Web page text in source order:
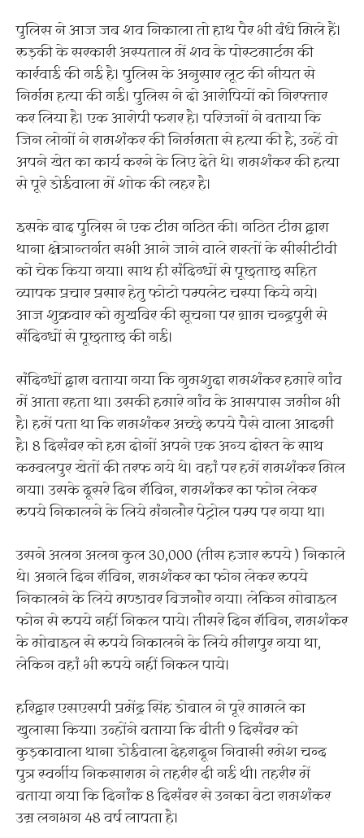
पुलिस ने आज जब शव निकाला तो हाथ पैर भी बंधे मिले हैं।
रुड़की के सरकारी अस्पताल में शव के पोस्टमार्टम की
कार्रवाई की गई है। पुलिस के अनुसार लूट की नीयत से
निर्मम हत्या की गई। पुलिस ने दो आरोपियों को गिरफ्तार
कर लिया है। एक आरोपी फरार है। परिजनों ने बताया कि
जिन लोगों ने रामशंकर की निर्ममता से हत्या की है, उन्हें वो
अपने खेत का कार्य करने के लिए देते थे। रामशंकर की हत्या
से पूरे डोईवाला में शोक की लहर है।
इसके बाद पुलिस ने एक टीम गठित की। गठित टीम द्वारा
थाना क्षेत्रान्तर्गत सभी आने जाने वाले रास्तों के सीसीटीवी
को चेक किया गया। साथ ही संदिग्धों से पूछताछ सहित
व्यापक प्रचार प्रसार हेतु फोटो पम्पलेट चस्पा किये गये।
आज शुक्रवार को मुखबिर की सूचना पर ग्राम चन्द्रपुरी से
संदिग्धों से पूछताछ की गई।
संदिग्धों द्वारा बताया गया कि गुमशुदा रामशंकर हमारे गांव
में आता रहता था। उसकी हमारे गांव के आसपास जमीन भी
है। हमें पता था कि रामशंकर अच्छे रुपये पैसे वाला आदमी
है। 8 दिसंबर को हम दोनों अपने एक अन्य दोस्त के साथ
कम्बलपुर खेतों की तरफ गये थे। वहां पर हमें रामशंकर मिल
गया। उसके दूसरे दिन रॉबिन, रामशंकर का फोन लेकर
रुपये निकालने के लिये मंगलौर पेट्रोल पम्प पर गया था।
उसने अलग अलग कुल 30,000 (तीस हजार रुपये ) निकाले
थे। अगले दिन रॉबिन, रामशंकर का फोन लेकर रुपये
निकालने के लिये मण्डावर बिजनौर गया। लेकिन मोबाइल
फोन से रुपये नहीं निकल पाये। तीसरे दिन रॉबिन, रामशंकर
के मोबाइल से रुपये निकालने के लिये मीरापुर गया था,
लेकिन वहां भी रुपये नहीं निकल पाये।
हरिद्वार एसएसपी प्रमेंद्र सिंह डोबाल ने पूरे मामले का
खुलासा किया। उन्होंने बताया कि बीती 9 दिसंबर को
कुड़कावाला थाना डोईवाला देहरादून निवासी रमेश चन्द
पुत्र स्वर्गीय निकसाराम ने तहरीर दी गई थी। तहरीर में
बताया गया कि दिनांक 8 दिसंबर से उनका बेटा रामशंकर
उम्र लगभग 48 वर्ष लापता है।